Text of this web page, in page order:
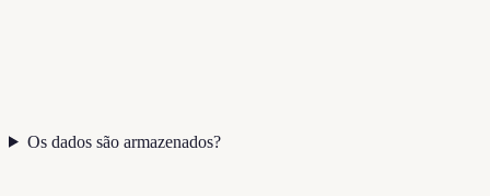
Os dados são armazenados?